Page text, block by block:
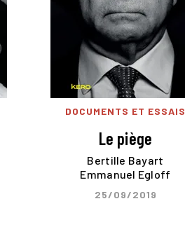
DOCUMENTS ET ESSAIS
Le piège
Bertille Bayart
Emmanuel Egloff
25/09/2019